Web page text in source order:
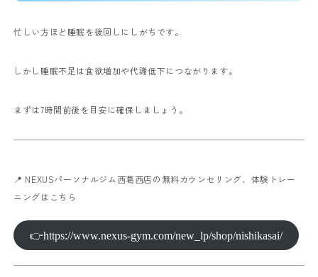
忙しい方ほど睡眠を後回しにしがちです。
しかし睡眠不足は食欲増加や代謝低下につながります。
まずは7時間前後を目安に確保しましょう。
📍 NEXUSパーソナルジム西葛西店の無料カウンセリング、体験トレー
ニングはこちら
👉https://www.nexus-gym.com/new_lp/shop/nishikasai/